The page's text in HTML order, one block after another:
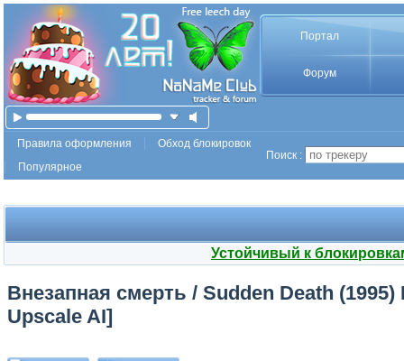
Портал
Форум
Правила оформления
Обход блокировок
Популярное
Поиск :
Устойчивый к
Внезапная смерть / Sudden Death
Upscale AI]